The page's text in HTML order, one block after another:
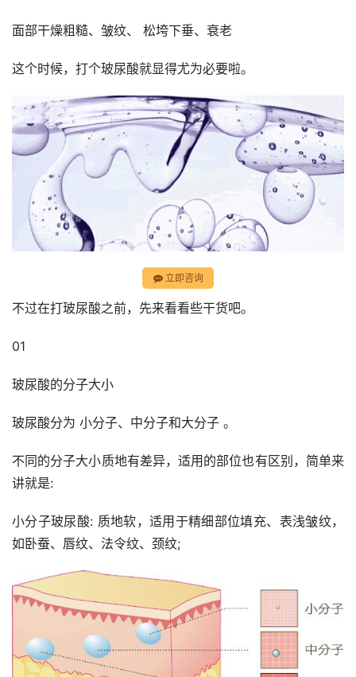
面部干燥粗糙、皱纹、 松垮下垂、衰老
这个时候，打个玻尿酸就显得尤为必要啦。
立即咨询
不过在打玻尿酸之前，先来看看些干货吧。
01
玻尿酸的分子大小
玻尿酸分为 小分子、中分子和大分子 。
不同的分子大小质地有差异，适用的部位也有区别，简单来
讲就是:
小分子玻尿酸: 质地软，适用于精细部位填充、表浅皱纹，
如卧蚕、唇纹、法令纹、颈纹;